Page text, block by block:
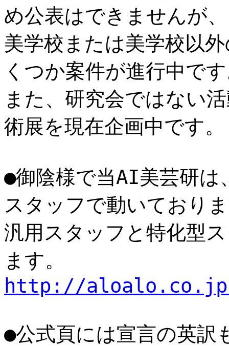
め公表はできませんが、
美学校または美学校以
くつか案件が進行中で
また、研究会ではない
術展を現在企画中です。
●御陰様で当AI美芸研は
スタッフで動いており
汎用スタッフと特化型
ます。
http://
●公式頁には宣言の英訳